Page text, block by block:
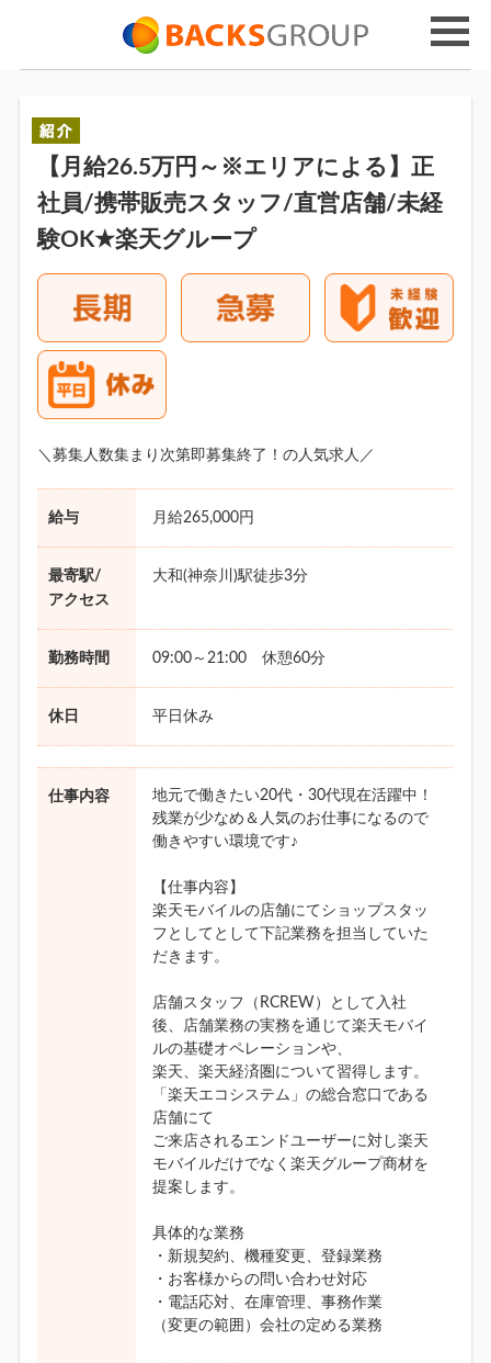
【月給26.5万円～※エリアによる】正
社員/携帯販売スタッフ/直営店舗/未経
験OK★楽天グループ
＼募集人数集まり次第即募集終了！の人気求人／
給与 月給265,000円
最寄駅/
アクセス
大和(神奈川)駅徒歩3分
勤務時間 09:00～21:00 休憩60分
休日 平日休み
仕事内容
地元で働きたい20代・30代現在活躍中！
残業が少なめ＆人気のお仕事になるので
働きやすい環境です♪
【仕事内容】
楽天モバイルの店舗にてショップスタッ
フとしてとして下記業務を担当していた
だきます。
店舗スタッフ（RCREW）として入社
後、店舗業務の実務を通じて楽天モバイ
ルの基礎オペレーションや、
楽天、楽天経済圏について習得します。
「楽天エコシステム」の総合窓口である
店舗にて
ご来店されるエンドユーザーに対し楽天
モバイルだけでなく楽天グループ商材を
提案します。
具体的な業務
・新規契約、機種変更、登録業務
・お客様からの問い合わせ対応
・電話応対、在庫管理、事務作業
（変更の範囲）会社の定める業務